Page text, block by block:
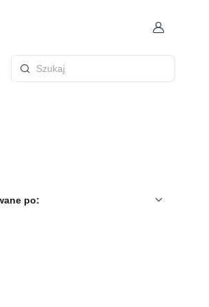
Konto
Szukaj
po: